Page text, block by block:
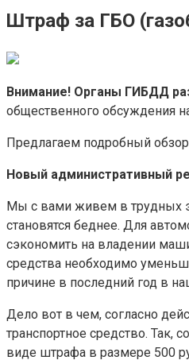
Штраф за ГБО
Внимание! Органы ГИБДД
общественного обсуждения
Предлагаем подробный обзор
Новый административный
Мы с вами живем в трудных
становятся беднее. Для
сэкономить на владении
средства необходимо
причине в последний год в
Дело вот в чем, согласно
транспортное средство. Так,
виде штрафа в размере 500